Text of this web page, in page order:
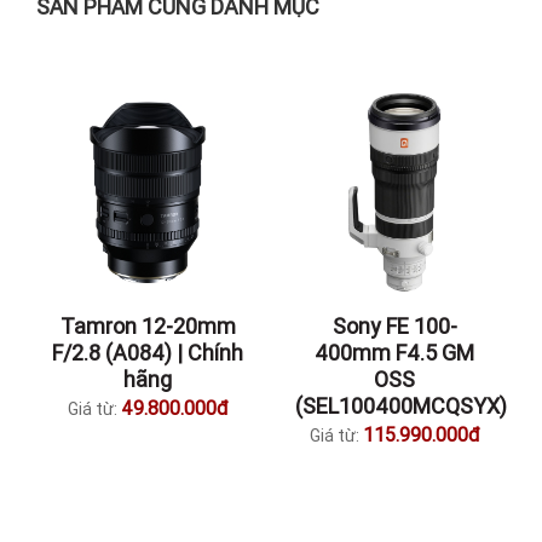
SẢN PHẨM CÙNG DANH MỤC
Tamron 12-20mm
F/2.8 (A084) | Chính
hãng
Giá từ: 49.800.000đ
Sony FE 100-
400mm F4.5 GM
OSS
(SEL100400MCQSYX)
Giá từ: 115.990.000đ